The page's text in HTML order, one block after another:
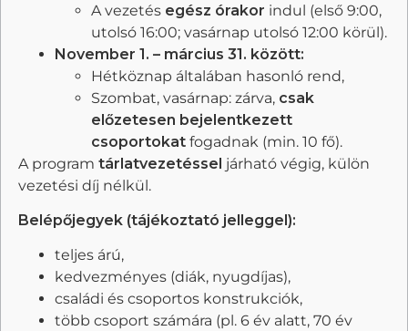
A vezetés egész órakor indul (első 9:00,
utolsó 16:00; vasárnap utolsó 12:00 körül).
November 1. – március 31. között:
Hétköznap általában hasonló rend,
Szombat, vasárnap: zárva, csak
előzetesen bejelentkezett
csoportokatfogadnak (min. 10 fő).
A program tárlatvezetéssel járható végig, külön
vezetési díj nélkül.
Belépőjegyek (tájékoztató jelleggel):
teljes árú,
kedvezményes (diák, nyugdíjas),
családi és csoportos konstrukciók,
több csoport számára (pl. 6 év alatt, 70 év